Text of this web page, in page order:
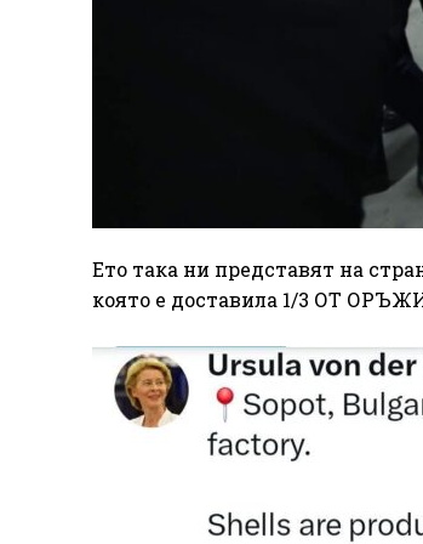
Ето така ни представят на
която е доставила 1/3 ОТ